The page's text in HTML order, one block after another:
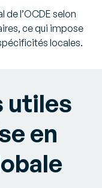
l’OCDE selon
ce qui impose
locales.
utiles
en